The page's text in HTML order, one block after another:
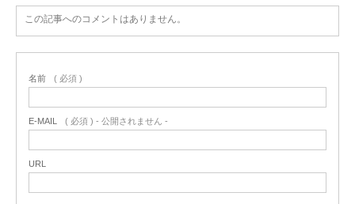
この記事へのコメントはありません。
名前 ( 必須 )
E-MAIL ( 必須 ) - 公開されません -
URL